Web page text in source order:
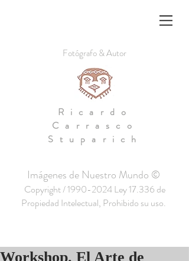
Fotógrafo & Autor
Ricardo
Carrasco
Stuparich
Imágenes de Nuestro Mundo ©
Copyright /1990-2024Ley 17.336 de
Propiedad Intelectual, Prohibido su uso.
Workshop. El Arte de